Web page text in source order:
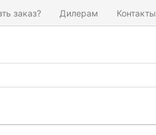
заказ? Дилерам Контакты